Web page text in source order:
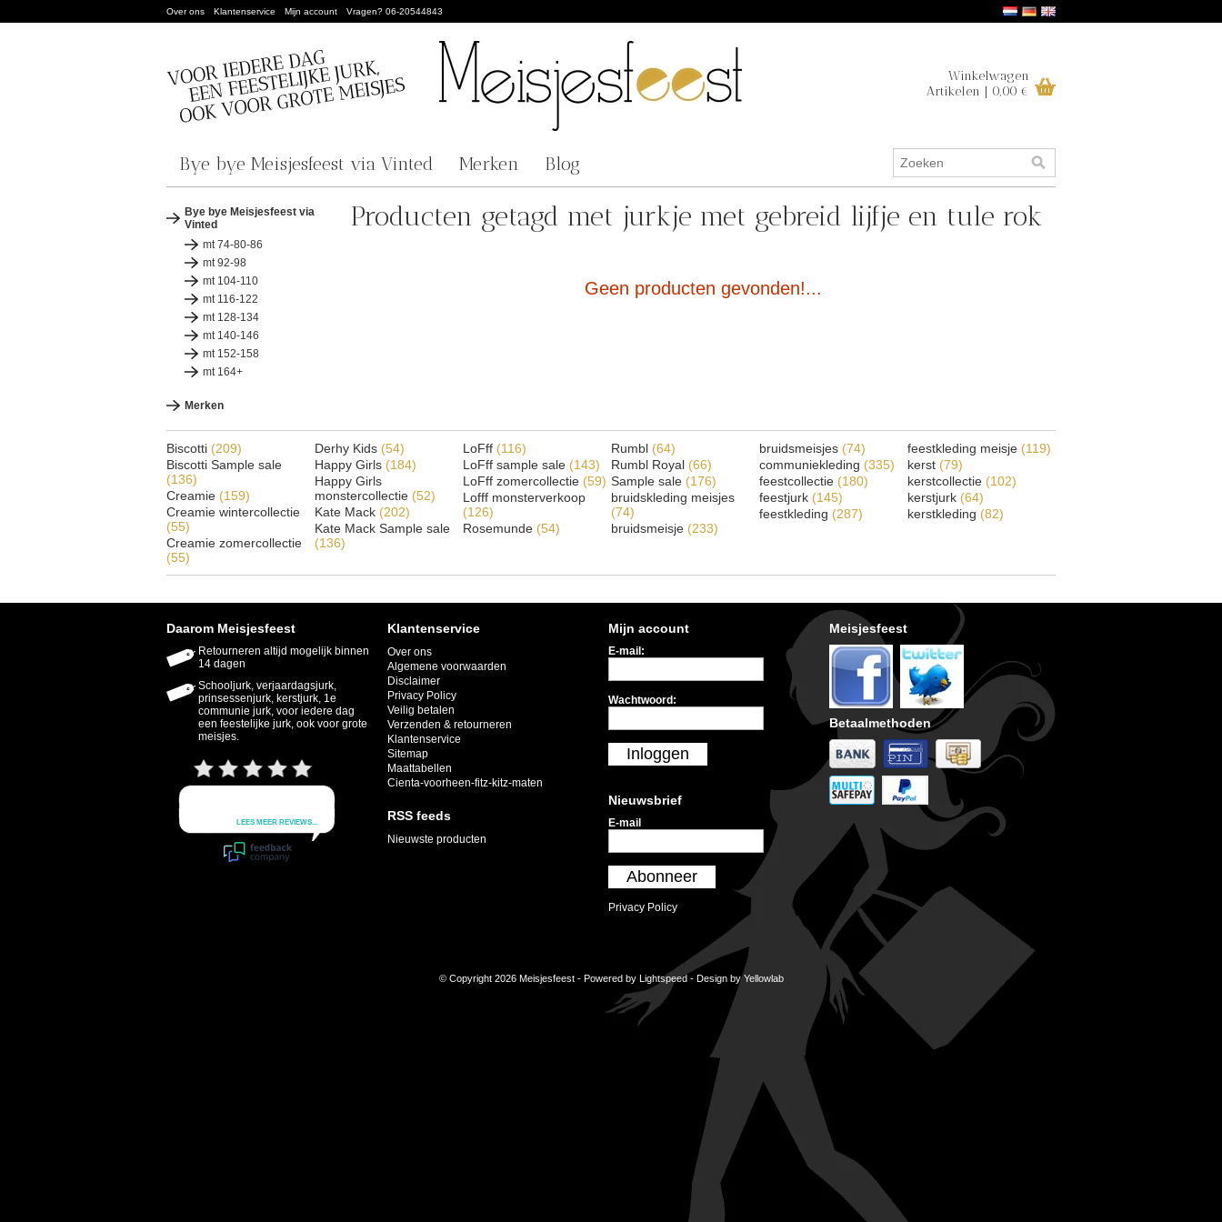
Over ons Klantenservice Mijn account Vragen? 06-20544843
Winkelwagen
Artikelen | 0,00 €
Bye bye Meisjesfeest via Vinted Merken Blog
Bye bye Meisjesfeest via
Vinted
mt 74-80-86
mt 92-98
mt 104-110
mt 116-122
mt 128-134
mt 140-146
mt 152-158
mt 164+
Merken
Producten getagd met jurkje met gebreid lijfje en tule rok
Geen producten gevonden!...
Biscotti (209)
Biscotti Sample sale
(136)
Creamie (159)
Creamie wintercollectie
(55)
Creamie zomercollectie
(55)
Derhy Kids (54)
Happy Girls (184)
Happy Girls
monstercollectie (52)
Kate Mack (202)
Kate Mack Sample sale
(136)
LoFff (116)
LoFff sample sale (143)
LoFff zomercollectie (59)
Lofff monsterverkoop
(126)
Rosemunde (54)
Rumbl (64)
Rumbl Royal (66)
Sample sale (176)
bruidskleding meisjes
(74)
bruidsmeisje (233)
bruidsmeisjes (74)
communiekleding (335)
feestcollectie (180)
feestjurk (145)
feestkleding (287)
feestkleding meisje (119)
kerst (79)
kerstcollectie (102)
kerstjurk (64)
kerstkleding (82)
Daarom Meisjesfeest
Retourneren altijd mogelijk binnen
14 dagen
Schooljurk, verjaardagsjurk,
prinsessenjurk, kerstjurk, 1e
communie jurk, voor iedere dag
een feestelijke jurk, ook voor grote
meisjes.
Klantenservice
Over ons
Algemene voorwaarden
Disclaimer
Privacy Policy
Veilig betalen
Verzenden & retourneren
Klantenservice
Sitemap
Maattabellen
Cienta-voorheen-fitz-kitz-maten
RSS feeds
Nieuwste producten
Mijn account
E-mail:
Wachtwoord:
Inloggen
Nieuwsbrief
E-mail
Abonneer
Privacy Policy
Meisjesfeest
Betaalmethoden
© Copyright 2026 Meisjesfeest - Powered by Lightspeed- Design byYellowlab